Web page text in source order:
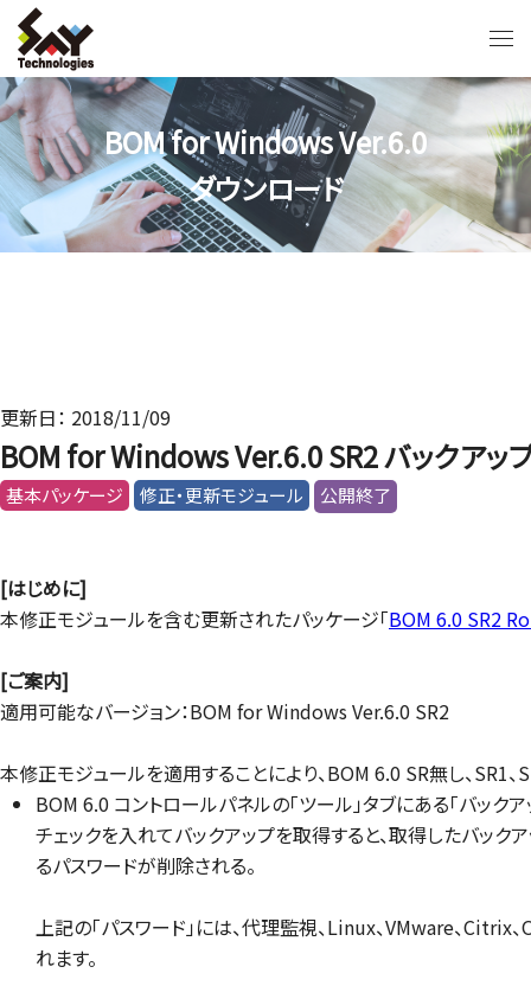
BOM for Windows Ver.6.0
ダウンロード
更新日： 2018/11/09
BOM for Windows Ver.6.0 SR2 バックアッ
基本パッケージ 修正・更新モジュール 公開終了
[はじめに]
本修正モジュールを含む更新されたパッケージ「BOM 6.0 SR2
[ご案内]
適用可能なバージョン：BOM for Windows Ver.6.0 SR2
本修正モジュールを適用することにより、BOM 6.0 SR無し、SR1
BOM 6.0 コントロールパネルの「ツール」タブにある「バック
チェックを入れてバックアップを取得すると、取得したバッ
るパスワードが削除される。
上記の「パスワード」には、代理監視、Linux、VMware、
れます。